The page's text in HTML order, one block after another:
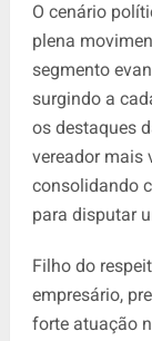
O cenário
plena
segmento
surgindo a
os destaques
vereador mais
consolidando
para disputar
Filho do
empresário,
forte atuação